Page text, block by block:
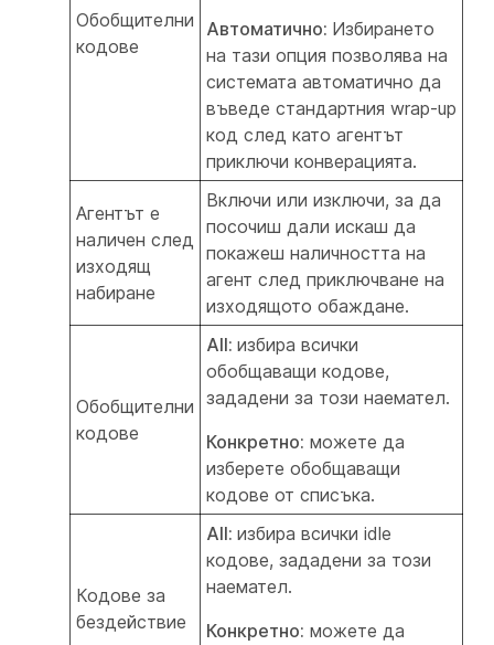
Обобщителни
кодове
Автоматично: Избирането
на тази опция позволява на
системата автоматично да
въведе стандартния wrap-up
код след като агентът
приключи конверацията.
Агентът е
наличен след
изходящ
набиране
Включи или изключи, за да
посочиш дали искаш да
покажеш наличността на
агент след приключване на
изходящото обаждане.
Обобщителни
кодове
All: избира всички
обобщаващи кодове,
зададени за този наемател.
Конкретно: можете да
изберете обобщаващи
кодове от списъка.
Кодове за
бездействие
All: избира всички idle
кодове, зададени за този
наемател.
Конкретно: можете да